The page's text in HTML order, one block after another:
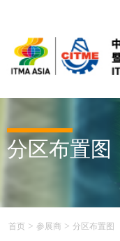
分区布置图
首页 > 参展商 > 分区布置图